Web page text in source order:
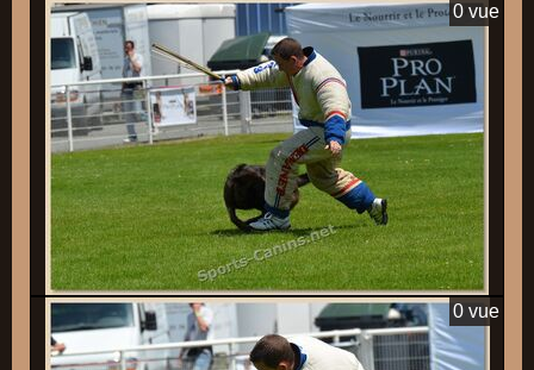
0 vue
0 vue